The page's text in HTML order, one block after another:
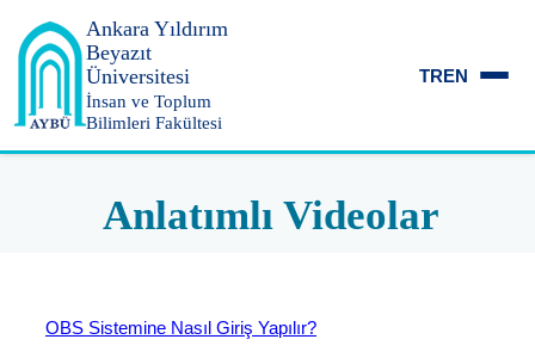
Ankara Yıldırım
Beyazıt
Üniversitesi
İnsan ve Toplum
Bilimleri Fakültesi
TREN
Anlatımlı Videolar
OBS Sistemine Nasıl Giriş Yapılır?